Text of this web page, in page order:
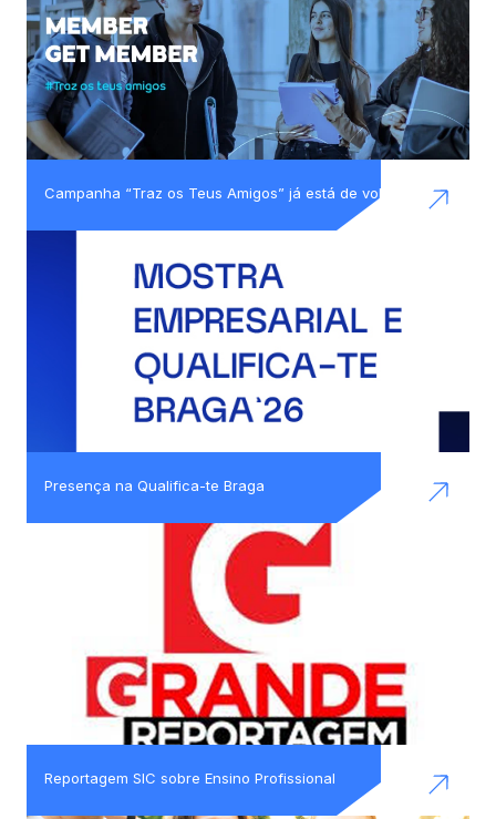
Campanha “Traz os Teus Amigos” já está de volta!
Presença na Qualifica-te Braga
Reportagem SIC sobre Ensino Profissional